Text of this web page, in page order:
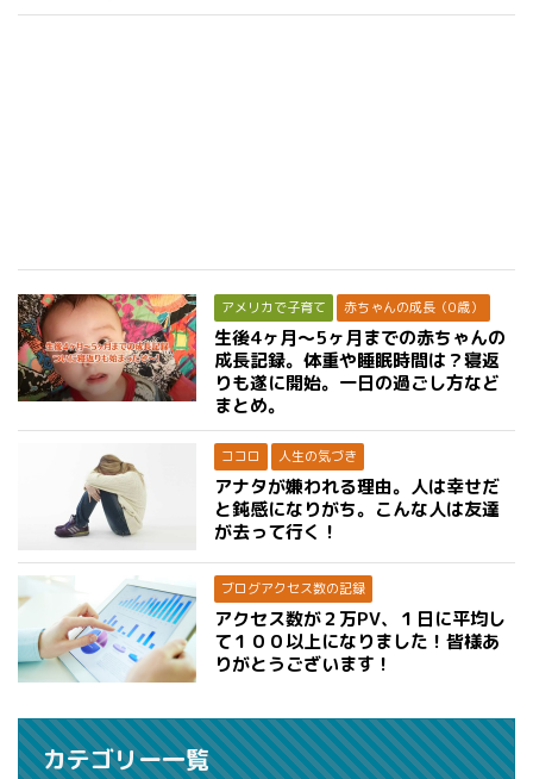
アメリカで子育て 赤ちゃんの成長（0歳）
生後4ヶ月〜5ヶ月までの赤ちゃんの
成長記録。体重や睡眠時間は？寝返
りも遂に開始。一日の過ごし方など
まとめ。
ココロ 人生の気づき
アナタが嫌われる理由。人は幸せだ
と鈍感になりがち。こんな人は友達
が去って行く！
ブログアクセス数の記録
アクセス数が２万PV、１日に平均し
て１００以上になりました！皆様あ
りがとうございます！
カテゴリー一覧